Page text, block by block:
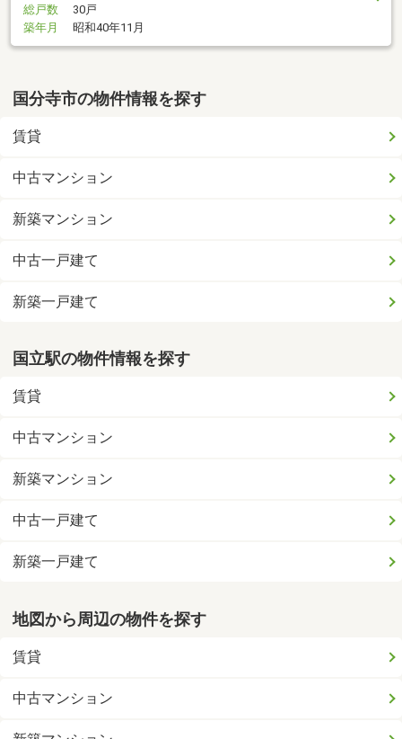
総戸数
30戸
築年月
昭和40年11月
国分寺市の物件情報を探す
賃貸
中古マンション
新築マンション
中古一戸建て
新築一戸建て
国立駅の物件情報を探す
賃貸
中古マンション
新築マンション
中古一戸建て
新築一戸建て
地図から周辺の物件を探す
賃貸
中古マンション